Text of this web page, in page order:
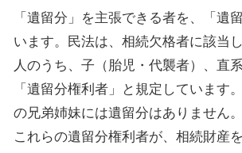
「遺留分」を主張できる者を、「遺
います。民法は、相続欠格者に該当
人のうち、子（胎児・代襲者）、直
「遺留分権利者」と規定しています
の兄弟姉妹には遺留分はありません。
これらの遺留分権利者が、相続財産